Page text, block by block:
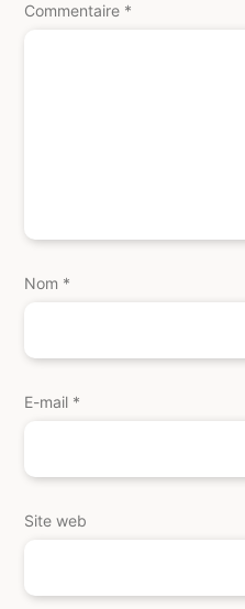
Commentaire *
Nom *
E-mail *
Site web